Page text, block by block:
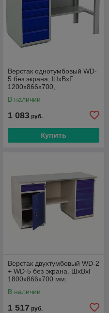
Верстак однотумбовый WD-
5 без экрана; ШxВxГ
1200x866x700;
В наличии
1 083 руб.
Купить
Верстак двухтумбовый WD-2
+ WD-5 без экрана. ШxВxГ
1800x866х700 мм;
В наличии
1 517 руб.